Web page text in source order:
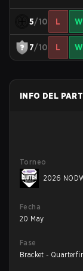
5/10 L W
7/10 L W
INFO DEL
Torneo
2026
Fecha
20 May
Fase
Bracket -